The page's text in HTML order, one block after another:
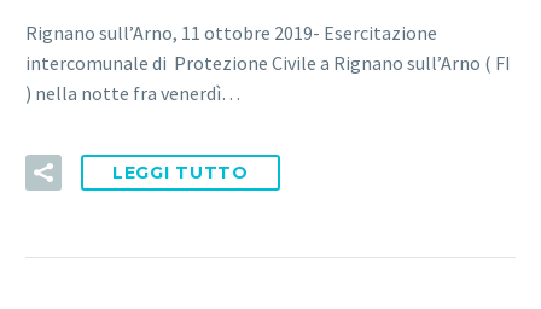
Rignano sull’Arno, 11 ottobre 2019- Esercitazione
intercomunale di Protezione Civile a Rignano sull’Arno ( FI
) nella notte fra venerdì…
LEGGI TUTTO